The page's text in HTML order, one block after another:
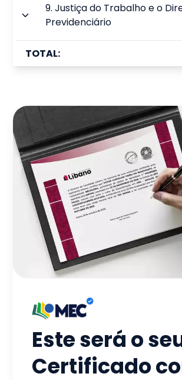
9.Justiça do Trabalho e o
Previdenciário
TOTAL:
Este será o
Certificado